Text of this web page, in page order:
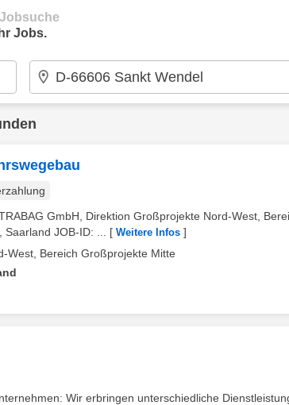
Jobs.
GmbH, Direktion Großprojekte Nord-West,
JOB-ID: ...
[ Weitere Infos ]
West, Bereich Großprojekte Mitte
Wir erbringen unterschiedliche